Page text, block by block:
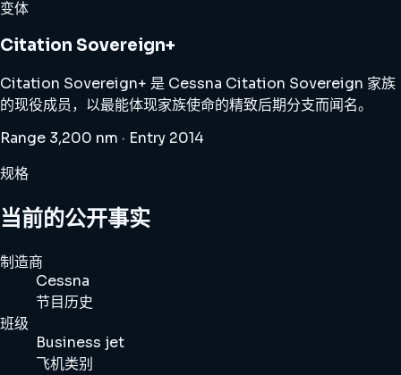
变体
Citation Sovereign+
Citation Sovereign+ 是 Cessna Citation Sovereign 家族
的现役成员，以最能体现家族使命的精致后期分支而闻名。
Range 3,200 nm · Entry 2014
规格
当前的公开事实
制造商
Cessna
节目历史
班级
Business jet
飞机类别